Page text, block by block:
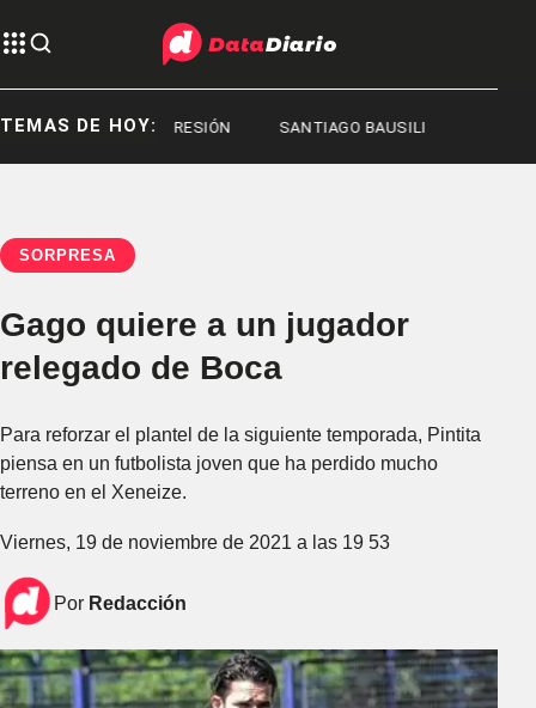
TEMAS DE HOY:REPRESIÓN SANTIAGO BAUSILI
SORPRESA
Gago quiere a un jugador
relegado de Boca
Para reforzar el plantel de la siguiente temporada, Pintita
piensa en un futbolista joven que ha perdido mucho
terreno en el Xeneize.
Viernes, 19 de noviembre de 2021 a las 19 53
Por Redacción